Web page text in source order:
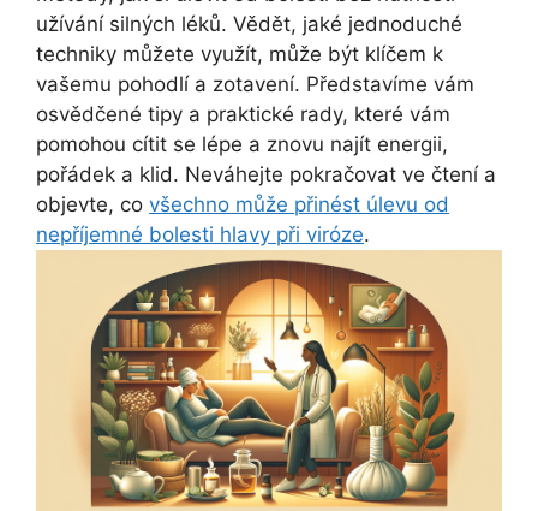
užívání silných léků. Vědět, jaké jednoduché
techniky můžete využít, může být klíčem k
vašemu pohodlí a zotavení. Představíme vám
osvědčené tipy a praktické rady, které vám
pomohou cítit se lépe a znovu najít energii,
pořádek a klid. Neváhejte pokračovat ve čtení a
objevte, co všechno může přinést úlevu od
nepříjemné bolesti hlavy při viróze.